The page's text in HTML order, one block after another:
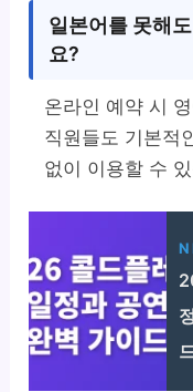
일본어를 못해
요?
온라인 예약 시
직원들도 기본적
없이 이용할 수